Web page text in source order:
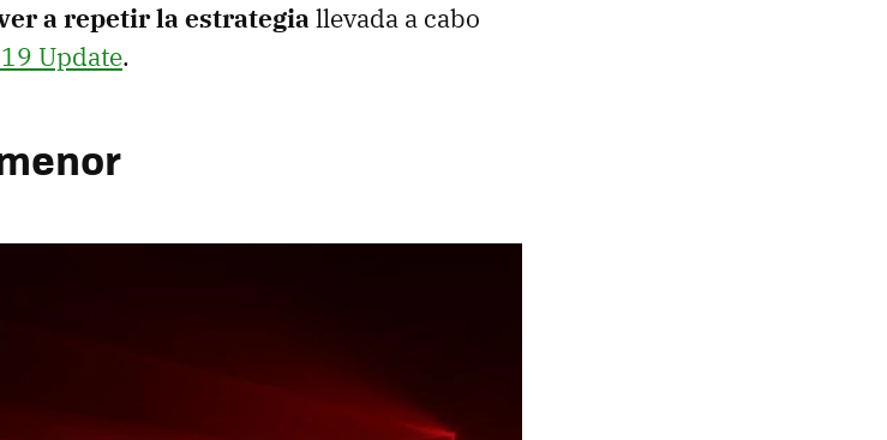
a repetir la estrategia llevada a cabo
Update.